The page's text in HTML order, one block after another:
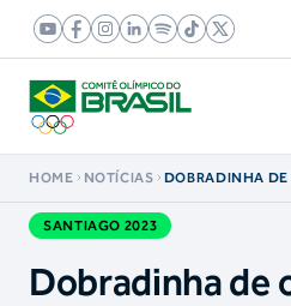
HOME NOTÍCIAS
DOBRADINHA DE
BRASIL NO
SANTIAGO 2023
Dobradinha de